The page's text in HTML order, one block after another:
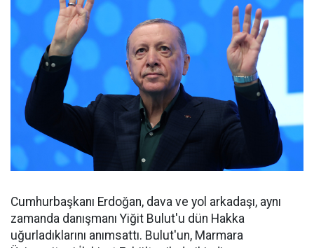
Cumhurbaşkanı Erdoğan, dava ve yol arkadaşı, aynı
zamanda danışmanı Yiğit Bulut'u dün Hakka
uğurladıklarını anımsattı. Bulut'un, Marmara